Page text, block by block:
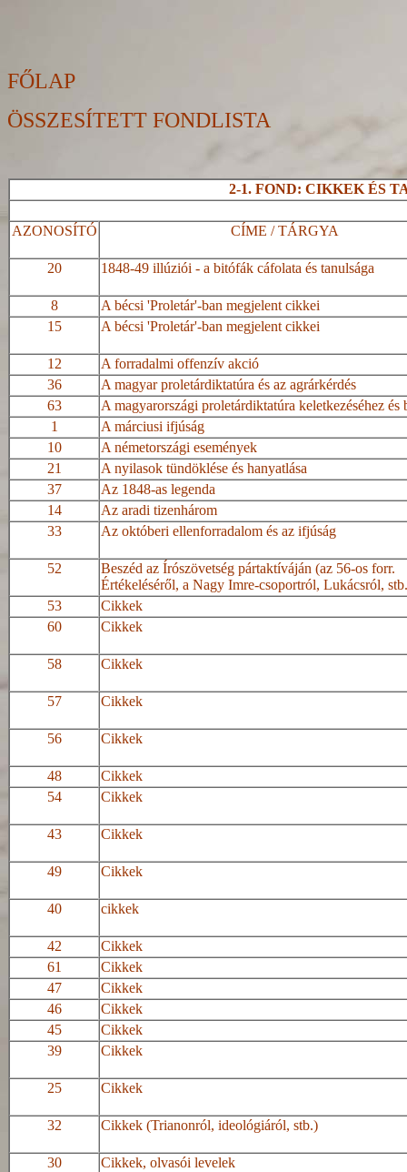
FŐLAP
ÖSSZESÍTETT FONDLISTA
2-1. FOND: CIKKEK ÉS
AZONOSÍTÓ CÍME / TÁRGYA
20 1848-49 illúziói - a bitófák cáfolata és tanulsága
8 A bécsi 'Proletár'-ban megjelent cikkei
15
A bécsi 'Proletár'-ban megjelent cikkei
12 A forradalmioffenzív akció
36
A magyar proletárdiktatúra és az agrárkérdés
63
A magyarországi proletárdiktatúra keletkezéséhez és
1
A márciusi ifjúság
10
A németországi események
21
A nyilasok tündöklése és hanyatlása
37
Az 1848-as legenda
14
Az aradi tizenhárom
33
Az októberi ellenforradalom és az ifjúság
52
Beszéd az Írószövetség pártaktíváján (az 56-os forr.
Értékeléséről, a Nagy Imre-csoportról, Lukácsról,
53
Cikkek
60
Cikkek
58 Cikkek
57 Cikkek
56 Cikkek
48
Cikkek
54
Cikkek
43 Cikkek
49 Cikkek
40 cikkek
42
Cikkek
61
Cikkek
47
Cikkek
46
Cikkek
45
Cikkek
39
Cikkek
25 Cikkek
32 Cikkek (Trianonról, ideológiáról, stb.)
30 Cikkek, olvasói levelek